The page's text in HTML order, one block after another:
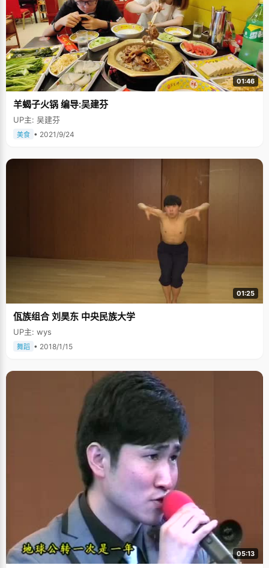
01:46
羊蝎子火锅 编导:吴建芬
UP主: 吴建芬
美食 • 2021/9/24
01:25
佤族组合 刘昊东 中央民族大学
UP主: wys
舞蹈 • 2018/1/15
05:13